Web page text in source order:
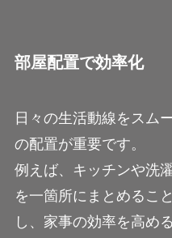
部屋配置で効率化
日々の生活動線をスム
の配置が重要です。
例えば、キッチンや洗
を一箇所にまとめるこ
し、家事の効率を高め